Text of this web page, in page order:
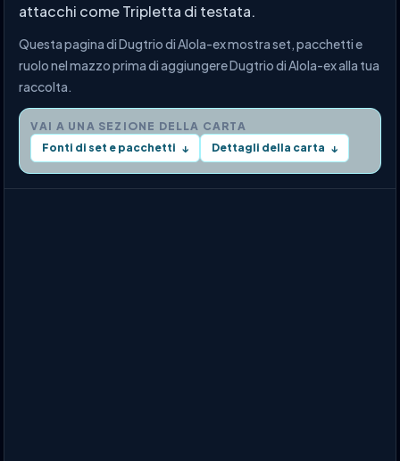
attacchi come Tripletta di testata.
Questa pagina di Dugtrio di Alola-ex mostra set, pacchetti e
ruolo nel mazzo prima di aggiungere Dugtrio di Alola-ex alla tua
raccolta.
VAI A UNA SEZIONE DELLA CARTA
Fonti di set e pacchetti ↓ Dettagli della carta ↓